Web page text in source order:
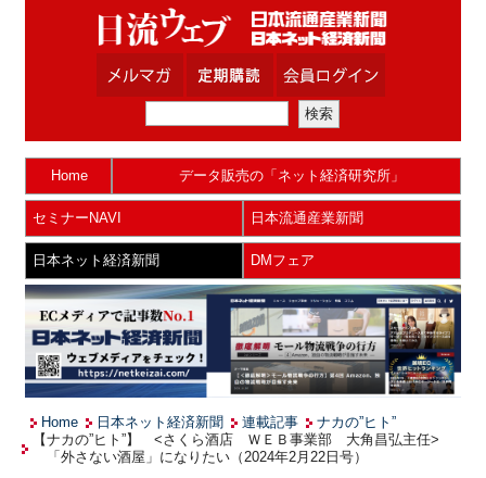
Home データ販売の「ネット経済研究所」
セミナーNAVI 日本流通産業新聞
日本ネット経済新聞 DMフェア
Home 日本ネット経済新聞 連載記事
ナカの”ヒト”
【ナカの”ヒト”】 <さくら酒店 ＷＥＢ事業部 大角昌弘主任>
「外さない酒屋」になりたい（2024年2月22日号）